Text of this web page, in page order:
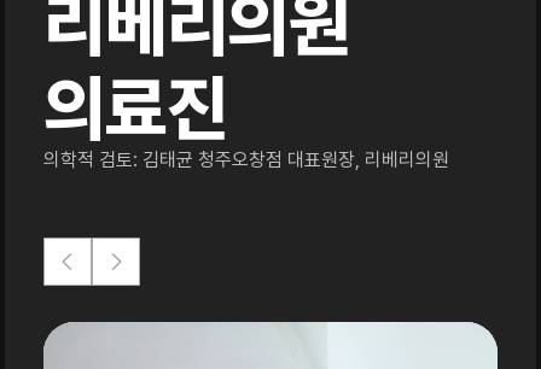
리베리의원
의료진
의학적 검토: 김태균 청주오창점 대표원장, 리베리의원